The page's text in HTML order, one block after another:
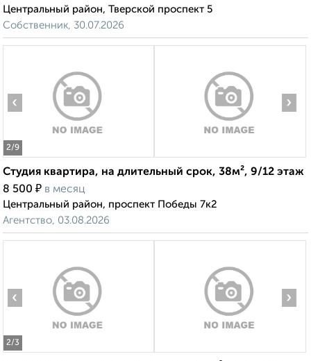
Центральный район, Тверской проспект 5
Собственник, 30.07.2026
2/9
‹ ›
Студия квартира, на длительный срок, 38м², 9/12 этаж
8 500 ₽ в месяц
Центральный район, проспект Победы 7к2
Агентство, 03.08.2026
2/3
‹ ›